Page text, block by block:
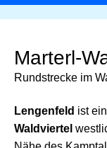
Marterl-
Rundstrecke im
Lengenfeld ist
Waldviertel